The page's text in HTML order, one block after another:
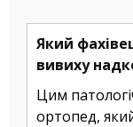
Який
вивиху
Цим
ортопед,